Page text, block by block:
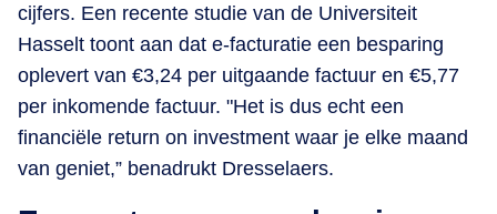
cijfers. Een recente studie van de Universiteit
Hasselt toont aan dat e-facturatie een besparing
oplevert van €3,24 per uitgaande factuur en €5,77
per inkomende factuur. "Het is dus echt een
financiële return on investment waar je elke maand
van geniet,” benadrukt Dresselaers.